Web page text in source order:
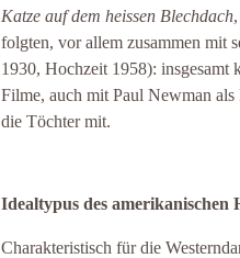
Katze auf dem heissen Blechdach
folgten, vor allem zusammen mit
1930, Hochzeit 1958): insgesamt
Filme, auch mit Paul Newman
die Töchter mit.
Idealtypus des amerikanischen
Charakteristisch für die